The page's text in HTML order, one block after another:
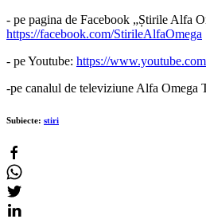
- pe pagina de Facebook „Știrile Alfa
https://facebook.com/StirileAlfaOmega
- pe Youtube: https://
-pe canalul de televiziune Alfa Omega
Subiecte: stiri